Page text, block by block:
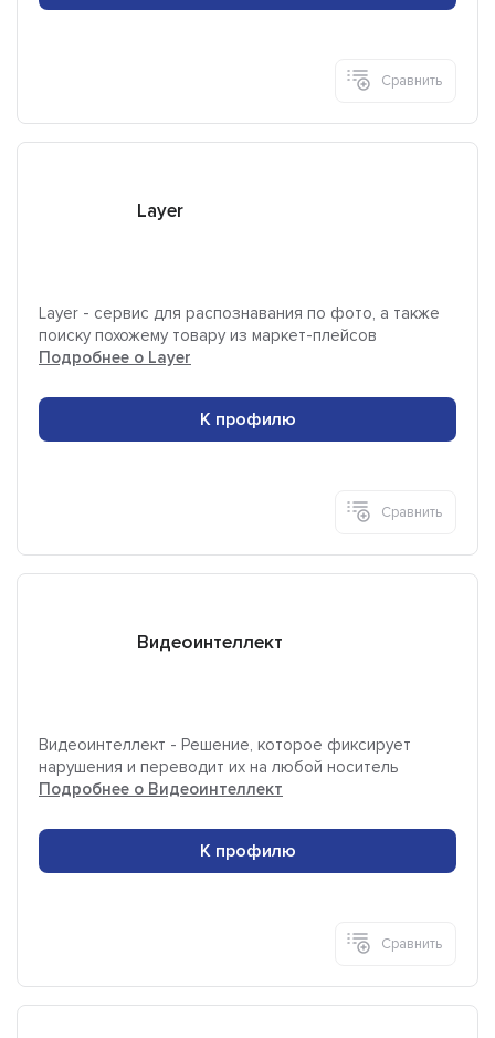
Сравнить
Layer
Layer - сервис для распознавания по фото, а также
поиску похожему товару из маркет-плейсов
Подробнее о Layer
К профилю
Сравнить
Видеоинтеллект
Видеоинтеллект - Решение, которое фиксирует
нарушения и переводит их на любой носитель
Подробнее о Видеоинтеллект
К профилю
Сравнить